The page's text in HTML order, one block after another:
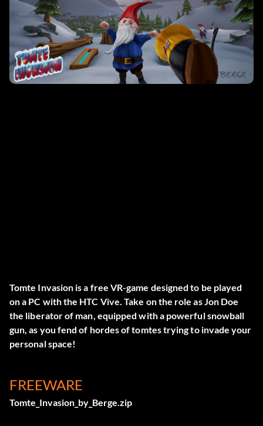
Tomte Invasion is a free VR-game designed to be played
on a PC with the HTC Vive. Take on the role as Jon Doe
the liberator of man, equipped with a powerful snowball
gun, as you fend of hordes of tomtes trying to invade your
personal space!
FREEWARE
Tomte_Invasion_by_Berge.zip